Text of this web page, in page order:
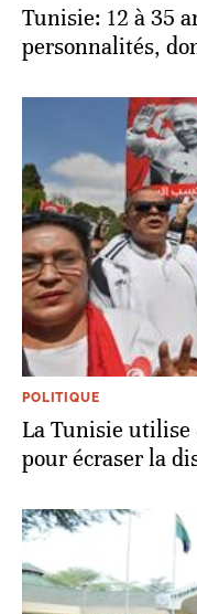
Tunisie: 12 à 35
personnalités,
POLITIQUE
La Tunisie
pour écraser la